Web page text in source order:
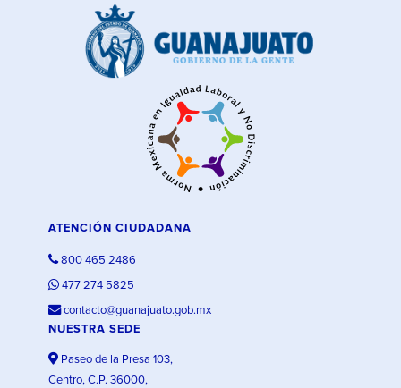
ATENCIÓN CIUDADANA
800 465 2486
477 274 5825
contacto@guanajuato.gob.mx
NUESTRA SEDE
Paseo de la Presa 103,
Centro, C.P. 36000,